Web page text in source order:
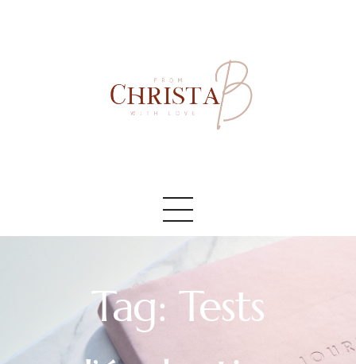
Tag: Tests
Accueil